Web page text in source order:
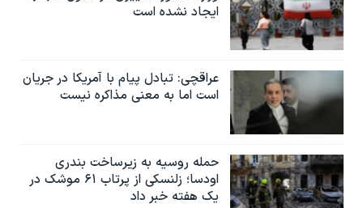
ایجاد نشده است
عراقچی: تبادل پیام با آمریکا در جریان
است اما به معنی مذاکره نیست
حمله روسیه به زیرساخت بندری
اودسا؛ زلنسکی از پرتاب ۶۱ موشک در
یک هفته خبر داد